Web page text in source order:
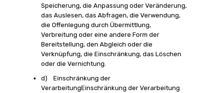
Speicherung, die Anpassung oder Veränderung,
das Auslesen, das Abfragen, die Verwendung,
die Offenlegung durch Übermittlung,
Verbreitung oder eine andere Form der
Bereitstellung, den Abgleich oder die
Verknüpfung, die Einschränkung, das Löschen
oder die Vernichtung.
d) Einschränkung der
VerarbeitungEinschränkung der Verarbeitung